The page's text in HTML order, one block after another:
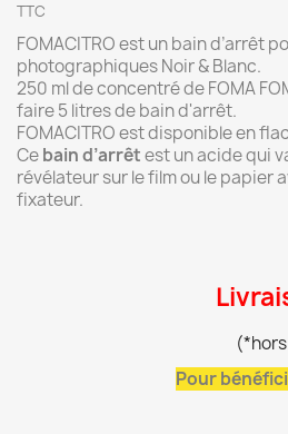
TTC
FOMACITRO est un bain d’arrêt
photographiques Noir & Blanc.
250 ml de concentré de FOMA
faire 5 litres de bain d'arrêt.
FOMACITRO est disponible en
Cebain d’arrêtest un acide qui
révélateur sur le film ou le papier
fixateur.
Pour